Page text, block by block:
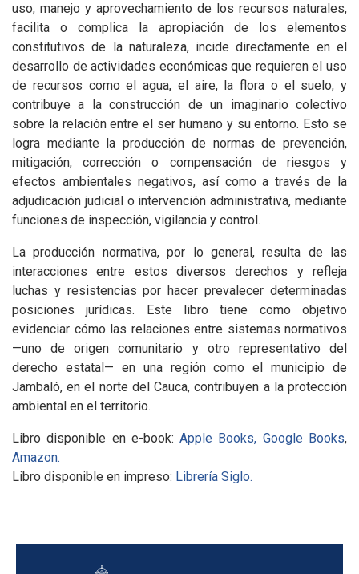
uso, manejo y aprovechamiento de los recursos naturales,
facilita o complica la apropiación de los elementos
constitutivos de la naturaleza, incide directamente en el
desarrollo de actividades económicas que requieren el uso
de recursos como el agua, el aire, la flora o el suelo, y
contribuye a la construcción de un imaginario colectivo
sobre la relación entre el ser humano y su entorno. Esto se
logra mediante la producción de normas de prevención,
mitigación, corrección o compensación de riesgos y
efectos ambientales negativos, así como a través de la
adjudicación judicial o intervención administrativa, mediante
funciones de inspección, vigilancia y control.
La producción normativa, por lo general, resulta de las
interacciones entre estos diversos derechos y refleja
luchas y resistencias por hacer prevalecer determinadas
posiciones jurídicas. Este libro tiene como objetivo
evidenciar cómo las relaciones entre sistemas normativos
—uno de origen comunitario y otro representativo del
derecho estatal— en una región como el municipio de
Jambaló, en el norte del Cauca, contribuyen a la protección
ambiental en el territorio.
Libro disponible en e-book:Apple Books, Google Books,
Amazon.
Libro disponible en impreso: Librería Siglo.